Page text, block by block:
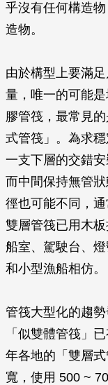
乎沒有任何構造
造物。
由於構型上要滿
量，唯一的可能
膠管筏，最常見
式管筏」。為求
一支下層的交錯
而中間保持無管
徑也可能不同，
雙層管筏已用木
船室、駕駛台、
和小型漁船相仿。
管筏大型化的趨
「似雙體管筏」
年各地的「雙層
寬，使用 500 ~